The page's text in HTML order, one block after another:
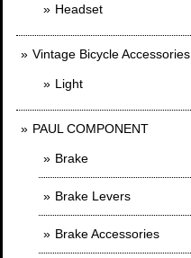
Headset
Vintage Bicycle Accessories
Light
PAUL COMPONENT
Brake
Brake Levers
Brake Accessories